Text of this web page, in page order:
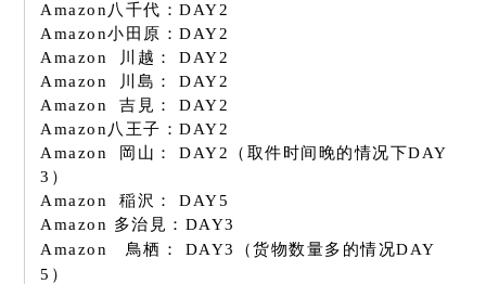
Amazon八千代：DAY2
Amazon小田原：DAY2
Amazon 川越： DAY2
Amazon 川島： DAY2
Amazon 吉見： DAY2
Amazon八王子：DAY2
Amazon 岡山： DAY2（取件时间晚的情况下DAY
3）
Amazon 稲沢： DAY5
Amazon 多治見：DAY3
Amazon 鳥栖：
DAY3（货物数量多的情况DAY
5）